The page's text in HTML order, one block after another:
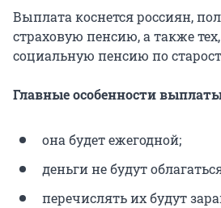
Выплата коснется россиян,
страховую пенсию, а также
социальную пенсию по
Главные особенности
она будет ежегодной;
деньги не будут
перечислять их будут